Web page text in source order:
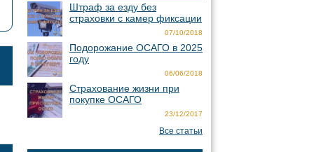
Штраф за езду без
страховки с камер фиксации
07/10/2018
Подорожание ОСАГО в 2025
году
06/06/2018
Страхование жизни при
покупке ОСАГО
23/12/2017
Все статьи